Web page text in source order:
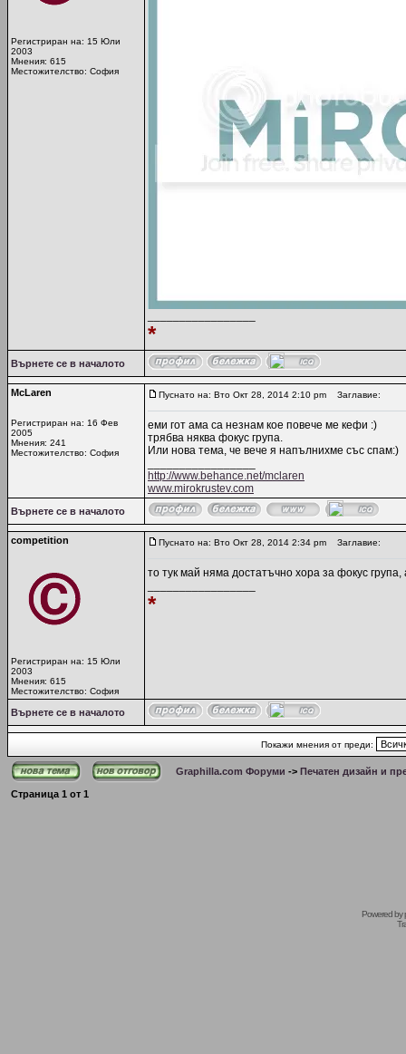
Регистриран на: 15 Юли
2003
Мнения: 615
Местожителство: София
*
Върнете се в началото
McLaren
Регистриран на: 16 Фев
2005
Мнения: 241
Местожителство: София
Пуснато на: Вто Окт 28, 2014 2:10 pm Заглавие:
еми гот ама са незнам кое повече ме кефи :)
трябва няква фокус група.
Или нова тема, че вече я напълнихме със спам:)
http://www.behance.net/mclaren
www.mirokrustev.com
Върнете се в началото
competition
Регистриран на: 15 Юли
2003
Мнения: 615
Местожителство: София
Пуснато на: Вто Окт 28, 2014 2:34 pm Заглавие:
то тук май няма достатъчно хора за фокус
*
Върнете се в началото
Покажи мнения от преди:
Graphilla.com Форуми -> Печатен дизайн и
Страница 1 от 1
Powered by